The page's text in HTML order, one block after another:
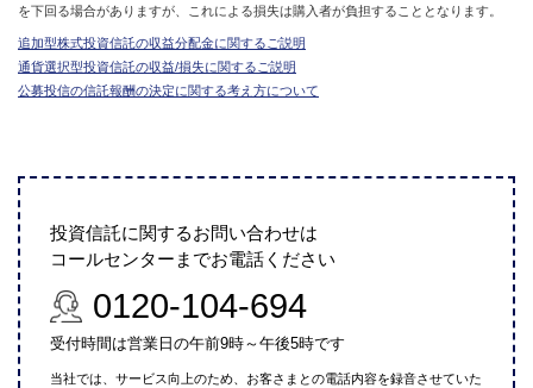
を下回る場合がありますが、これによる損失は購入者が負担することとなります。
追加型株式投資信託の収益分配金に関するご説明
通貨選択型投資信託の収益/損失に関するご説明
公募投信の信託報酬の決定に関する考え方について
投資信託に関するお問い合わせは
コールセンターまでお電話ください
0120-104-694
受付時間は営業日の午前9時～午後5時です
当社では、サービス向上のため、お客さまとの電話内容を録音させていた